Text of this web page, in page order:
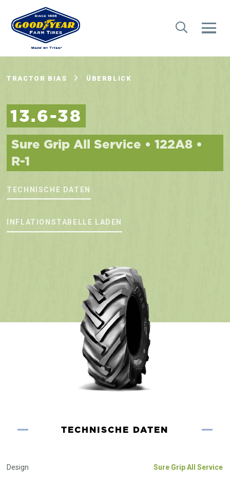
TRACTOR BIAS ÜBERBLICK
13.6-38
Sure Grip All Service • 122A8 •
R-1
TECHNISCHE DATEN
INFLATIONSTABELLE LADEN
TECHNISCHE DATEN
Design Sure Grip All Service